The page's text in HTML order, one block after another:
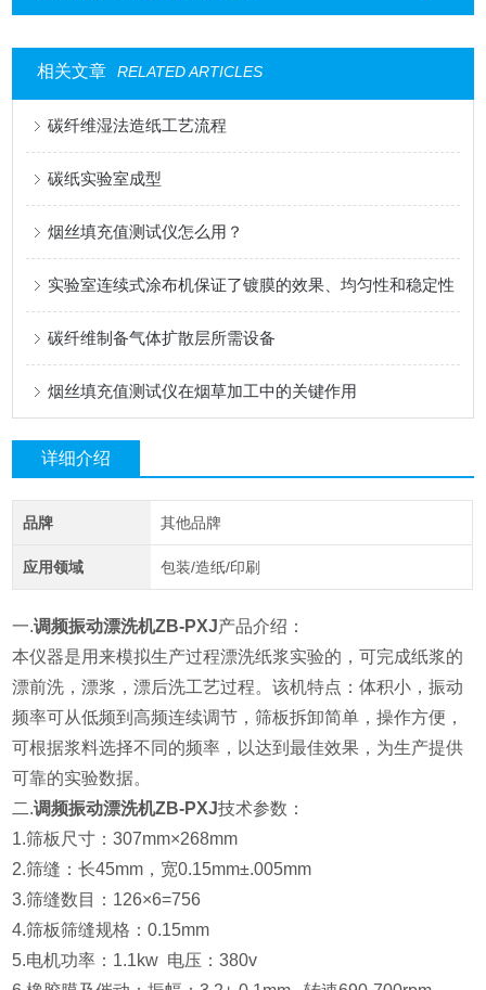
相关文章 RELATED ARTICLES
碳纤维湿法造纸工艺流程
碳纸实验室成型
烟丝填充值测试仪怎么用？
实验室连续式涂布机保证了镀膜的效果、均匀性和稳定性
碳纤维制备气体扩散层所需设备
烟丝填充值测试仪在烟草加工中的关键作用
详细介绍
品牌 其他品牌
应用领域 包装/造纸/印刷
一.调频振动漂洗机ZB-PXJ产品介绍：
本仪器是用来模拟生产过程漂洗纸浆实验的，可完成纸浆的
漂前洗，漂浆，漂后洗工艺过程。该机特点：体积小，振动
频率可从低频到高频连续调节，筛板拆卸简单，操作方便，
可根据浆料选择不同的频率，以达到最佳效果，为生产提供
可靠的实验数据。
二.调频振动漂洗机ZB-PXJ技术参数：
1.筛板尺寸：307mm×268mm
2.筛缝：长45mm，宽0.15mm±.005mm
3.筛缝数目：126×6=756
4.筛板筛缝规格：0.15mm
5.电机功率：1.1kw 电压：380v